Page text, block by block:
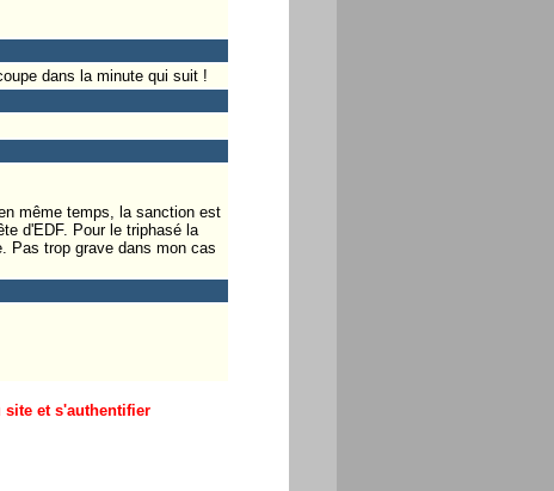
dans la minute qui suit !
même temps, la sanction est
d'EDF. Pour le triphasé la
Pas trop grave dans mon cas
et s'authentifier